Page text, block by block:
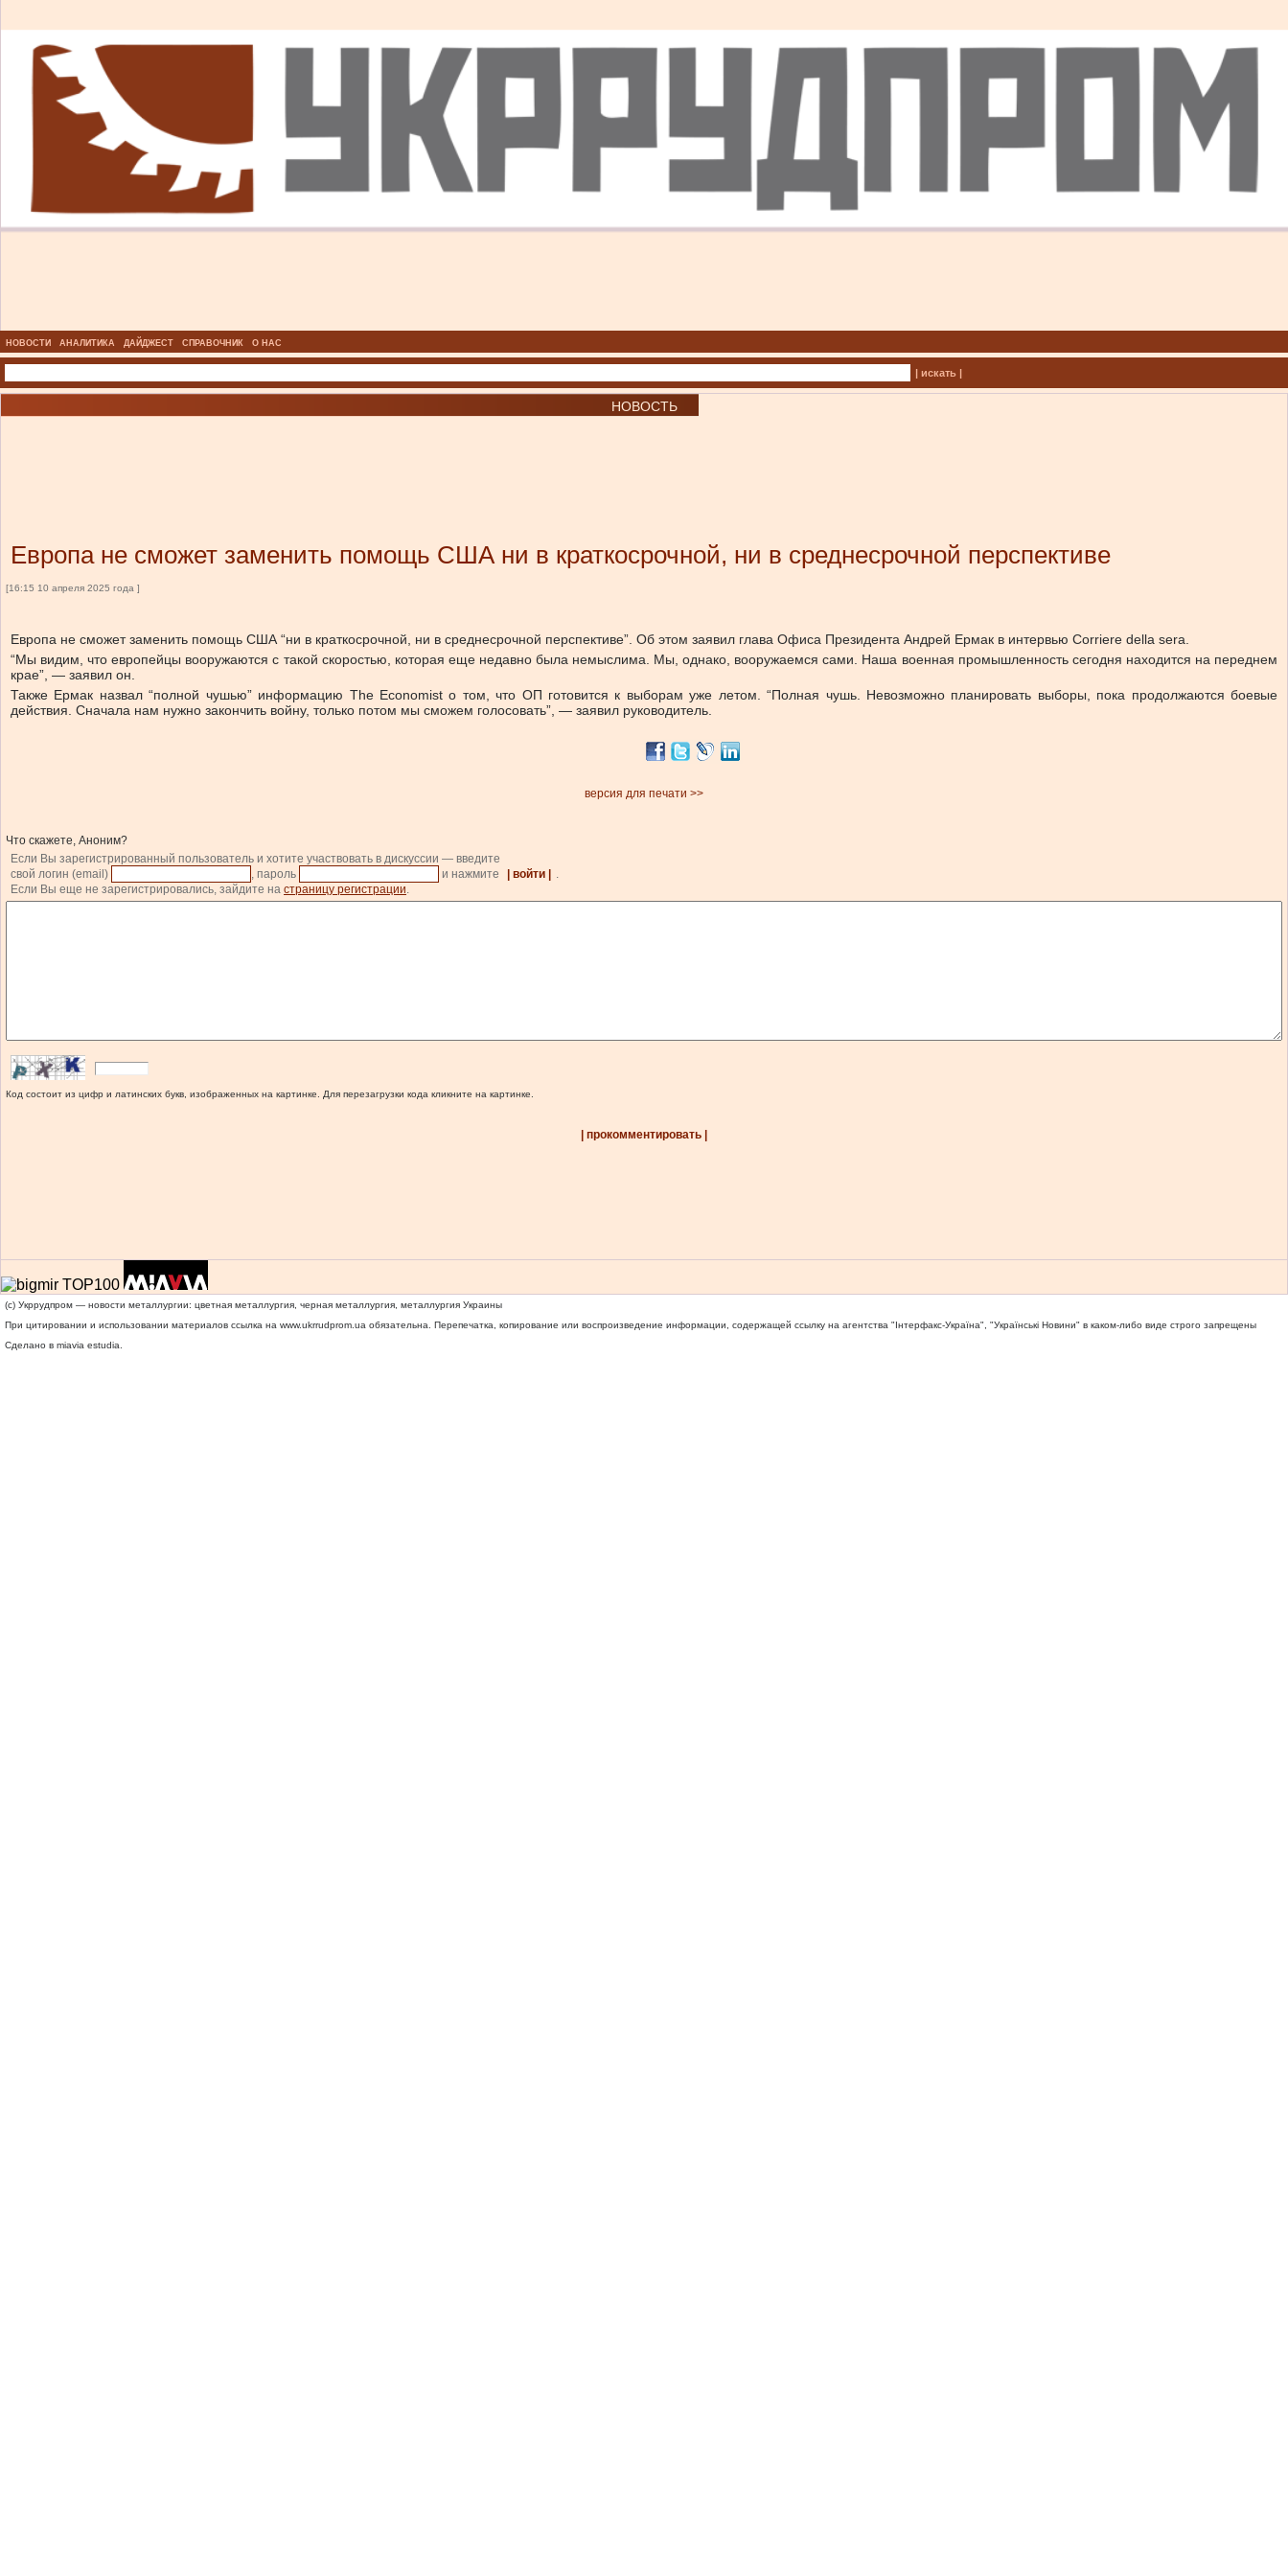
НОВОСТИ АНАЛИТИКА ДАЙДЖЕСТ СПРАВОЧНИК О НАС
| искать |
НОВОСТЬ
Европа не сможет заменить помощь США ни в краткосрочной, ни в среднесрочной перспективе
[16:15 10 апреля 2025 года ]
Европа не сможет заменить помощь США “ни в краткосрочной, ни в среднесрочной перспективе”. Об этом заявил глава Офиса Президента Андрей Ермак в интервью Corriere della sera.
“Мы видим, что европейцы вооружаются с такой скоростью, которая еще недавно была немыслима. Мы, однако, вооружаемся сами. Наша военная промышленность сегодня находится на переднем
крае”, — заявил он.
Также Ермак назвал “полной чушью” информацию The Economist о том, что ОП готовится к выборам уже летом. “Полная чушь. Невозможно планировать выборы, пока продолжаются боевые
действия. Сначала нам нужно закончить войну, только потом мы сможем голосовать”, — заявил руководитель.
версия для печати >>
Что скажете, Аноним?
Если Вы зарегистрированный пользователь и хотите участвовать в дискуссии — введите
свой логин (email)
, пароль и нажмите | войти |
.
Если Вы еще не зарегистрировались, зайдите на страницу регистрации.
Код состоит из цифр и латинских букв, изображенных на картинке. Для перезагрузки кода кликните на картинке.
| прокомментировать |
(c) Укррудпром — новости металлургии: цветная металлургия, черная металлургия, металлургия Украины
При цитировании и использовании материалов ссылка на www.ukrrudprom.ua обязательна. Перепечатка, копирование или воспроизведение информации, содержащей ссылку на агентства "Iнтерфакс-Україна", "Українськi Новини" в каком-либо виде строго запрещены
Сделано в miavia estudia.